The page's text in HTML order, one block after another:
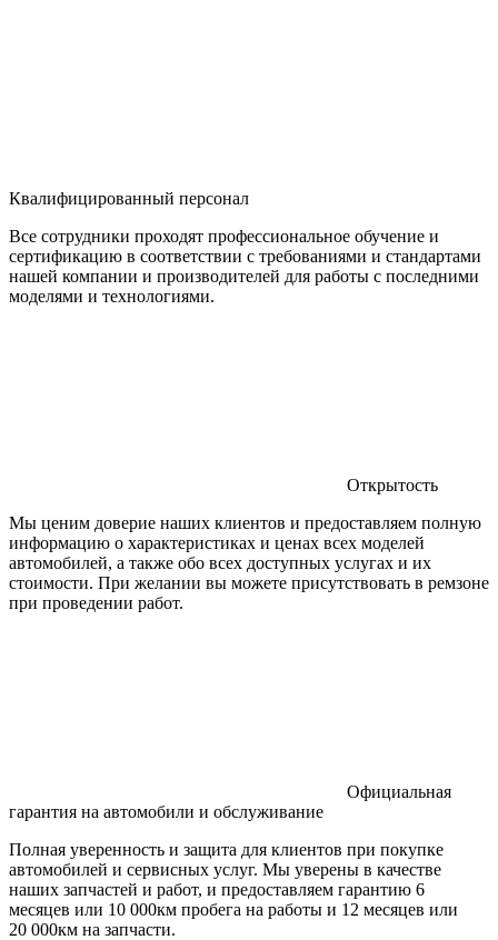
Квалифицированный персонал
Все сотрудники проходят профессиональное обучение и
сертификацию в соответствии с требованиями и стандартами
нашей компании и производителей для работы с последними
моделями и технологиями.
Открытость
Мы ценим доверие наших клиентов и предоставляем полную
информацию о характеристиках и ценах всех моделей
автомобилей, а также обо всех доступных услугах и их
стоимости. При желании вы можете присутствовать в ремзоне
при проведении работ.
Официальная
гарантия на автомобили и обслуживание
Полная уверенность и защита для клиентов при покупке
автомобилей и сервисных услуг. Мы уверены в качестве
наших запчастей и работ, и предоставляем гарантию 6
месяцев или 10 000км пробега на работы и 12 месяцев или
20 000км на запчасти.